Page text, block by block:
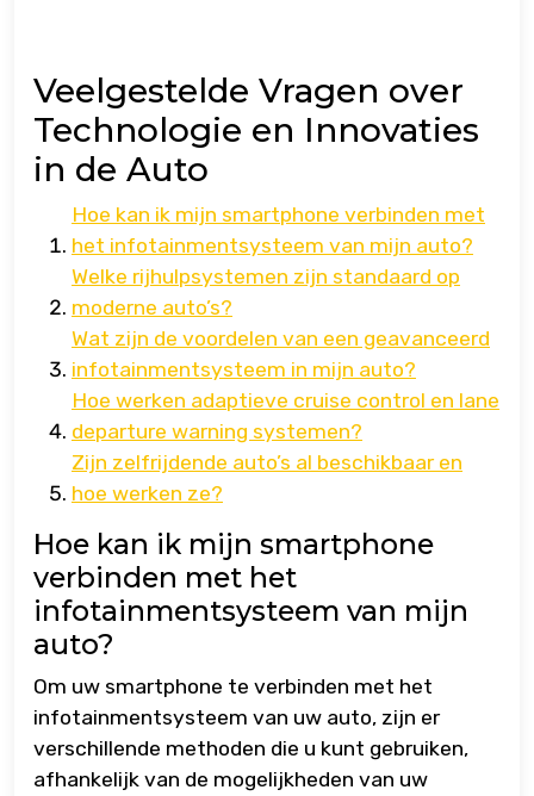
Veelgestelde Vragen over
Technologie en Innovaties
in de Auto
Hoe kan ik mijn smartphone verbinden met
het infotainmentsysteem van mijn auto?
Welke rijhulpsystemen zijn standaard op
moderne auto’s?
Wat zijn de voordelen van een geavanceerd
infotainmentsysteem in mijn auto?
Hoe werken adaptieve cruise control en lane
departure warning systemen?
Zijn zelfrijdende auto’s al beschikbaar en
hoe werken ze?
Hoe kan ik mijn smartphone
verbinden met het
infotainmentsysteem van mijn
auto?
Om uw smartphone te verbinden met het
infotainmentsysteem van uw auto, zijn er
verschillende methoden die u kunt gebruiken,
afhankelijk van de mogelijkheden van uw